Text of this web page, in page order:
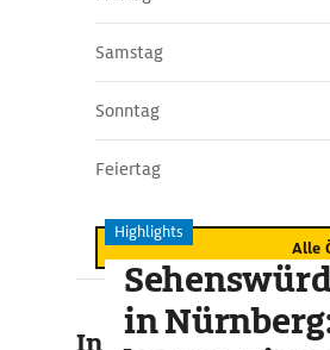
Samstag
Sonntag
Feiertag
Alle
Highlights
in